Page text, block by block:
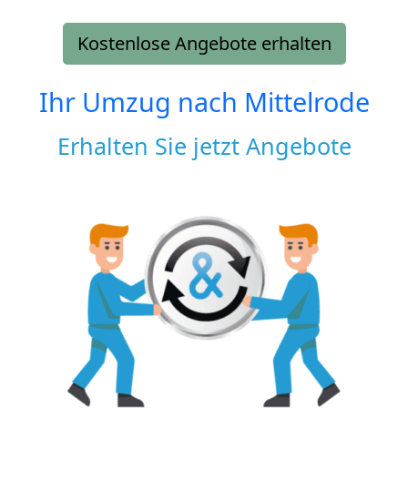
Kostenlose Angebote erhalten
Ihr Umzug nach Mittelrode
Erhalten Sie jetzt Angebote